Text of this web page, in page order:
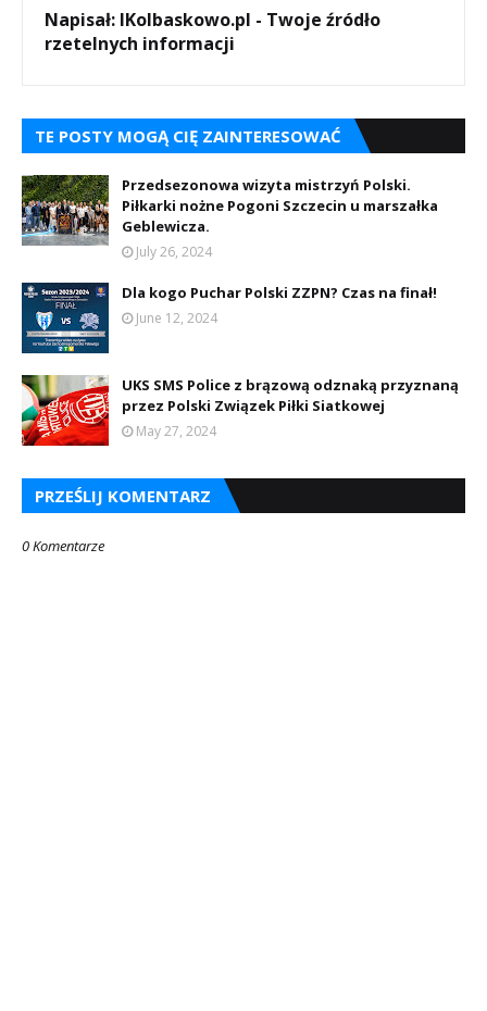
Napisał: IKolbaskowo.pl - Twoje źródło
rzetelnych informacji
TE POSTY MOGĄ CIĘ ZAINTERESOWAĆ
Przedsezonowa wizyta mistrzyń Polski.
Piłkarki nożne Pogoni Szczecin u marszałka
Geblewicza.
July 26, 2024
Dla kogo Puchar Polski ZZPN? Czas na finał!
June 12, 2024
UKS SMS Police z brązową odznaką przyznaną
przez Polski Związek Piłki Siatkowej
May 27, 2024
PRZEŚLIJ KOMENTARZ
0 Komentarze